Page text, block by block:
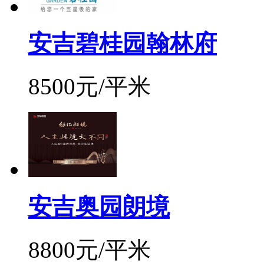
安吉碧桂园翰林府
8500元/平米
安吉奥园朗境
8800元/平米